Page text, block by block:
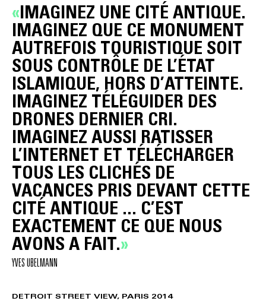
IMAGINEZ UNE CITÉ ANTIQUE.
IMAGINEZ QUE CE MONUMENT
AUTREFOIS TOURISTIQUE SOIT
SOUS CONTRÔLE DE L’ÉTAT
ISLAMIQUE, HORS D’ATTEINTE.
IMAGINEZ TÉLÉGUIDER DES
DRONES DERNIER CRI.
IMAGINEZ AUSSI RATISSER
L’INTERNET ET TÉLÉCHARGER
TOUS LES CLICHÉS DE
VACANCES PRIS DEVANT CETTE
CITÉ ANTIQUE ... C’EST
EXACTEMENT CE QUE NOUS
AVONS A FAIT.
YVES UBELMANN
DETROIT STREET VIEW, PARIS 2014